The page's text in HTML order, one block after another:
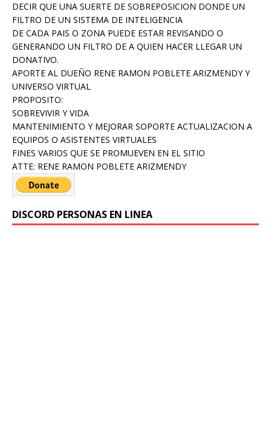
DECIR QUE UNA SUERTE DE SOBREPOSICION DONDE UN
FILTRO DE UN SISTEMA DE INTELIGENCIA
DE CADA PAIS O ZONA PUEDE ESTAR REVISANDO O
GENERANDO UN FILTRO DE A QUIEN HACER LLEGAR UN
DONATIVO.
APORTE AL DUEÑO RENE RAMON POBLETE ARIZMENDY Y
UNIVERSO VIRTUAL
PROPOSITO:
SOBREVIVIR Y VIDA
MANTENIMIENTO Y MEJORAR SOPORTE ACTUALIZACION A
EQUIPOS O ASISTENTES VIRTUALES
FINES VARIOS QUE SE PROMUEVEN EN EL SITIO
ATTE: RENE RAMON POBLETE ARIZMENDY
DISCORD PERSONAS EN LINEA